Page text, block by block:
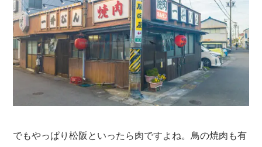
でもやっぱり松阪といったら肉ですよね。鳥の焼肉も有